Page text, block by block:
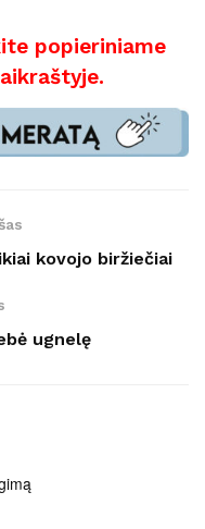
popieriniame
kovojo biržiečiai
ugnelę